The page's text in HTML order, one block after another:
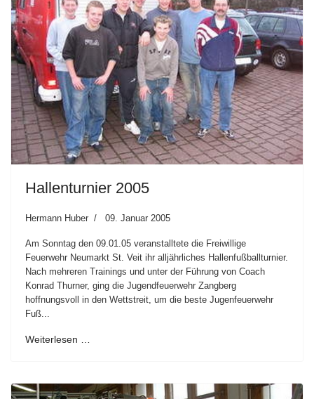
Hallenturnier 2005
Hermann Huber 09. Januar 2005
Am Sonntag den 09.01.05 veranstalltete die Freiwillige
Feuerwehr Neumarkt St. Veit ihr alljährliches Hallenfußballturnier.
Nach mehreren Trainings und unter der Führung von Coach
Konrad Thurner, ging die Jugendfeuerwehr Zangberg
hoffnungsvoll in den Wettstreit, um die beste Jugenfeuerwehr
Fuß...
Weiterlesen …